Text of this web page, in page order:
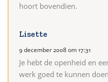
hoort bovendien.
Lisette
9 december 2008 om 17:31
Je hebt de openheid en
werk goed te kunnen